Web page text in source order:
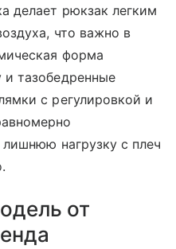
делает рюкзак легким
что важно в
форма
тазобедренные
с регулировкой и
нагрузку с плеч
от